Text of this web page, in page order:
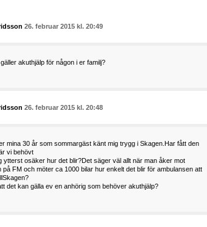
26. februar 2015 kl. 20:49
akuthjälp för någon i er familj?
26. februar 2015 kl. 20:48
mina 30 år som sommargäst känt mig trygg i Skagen.Har fått den
vi behövt
ytterst osäker hur det blir?Det säger väl allt när man åker mot
på FM och möter ca 1000 bilar hur enkelt det blir för ambulansen att
det kan gälla ev en anhörig som behöver akuthjälp?